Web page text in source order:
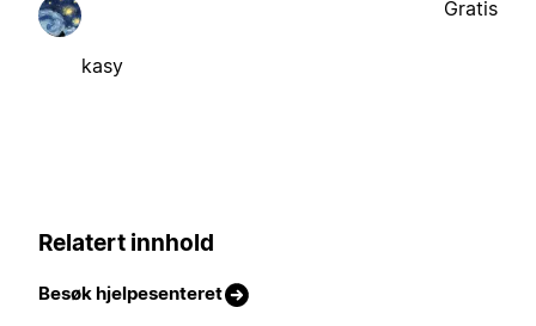
kasy
Gratis
Relatert innhold
Besøk hjelpesenteret